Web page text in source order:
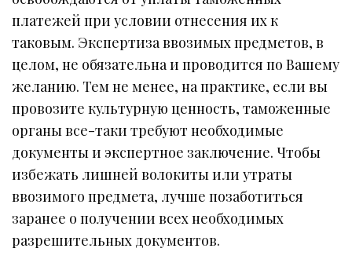
платежей при условии отнесения их к
таковым. Экспертиза ввозимых предметов, в
целом, не обязательна и проводится по Вашему
желанию. Тем не менее, на практике, если вы
провозите культурную ценность, таможенные
органы все-таки требуют необходимые
документы и экспертное заключение. Чтобы
избежать лишней волокиты или утраты
ввозимого предмета, лучше позаботиться
заранее о получении всех необходимых
разрешительных документов.